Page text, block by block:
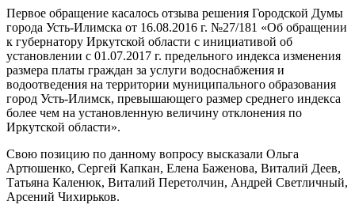
Первое обращение касалось отзыва решения Городской Думы
города Усть-Илимска от 16.08.2016 г. №27/181 «Об обращении
к губернатору Иркутской области с инициативой об
установлении с 01.07.2017 г. предельного индекса изменения
размера платы граждан за услуги водоснабжения и
водоотведения на территории муниципального образования
город Усть-Илимск, превышающего размер среднего индекса
более чем на установленную величину отклонения по
Иркутской области».
Свою позицию по данному вопросу высказали Ольга
Артюшенко, Сергей Капкан, Елена Баженова, Виталий Деев,
Татьяна Каленюк, Виталий Перетолчин, Андрей Светличный,
Арсений Чихирьков.